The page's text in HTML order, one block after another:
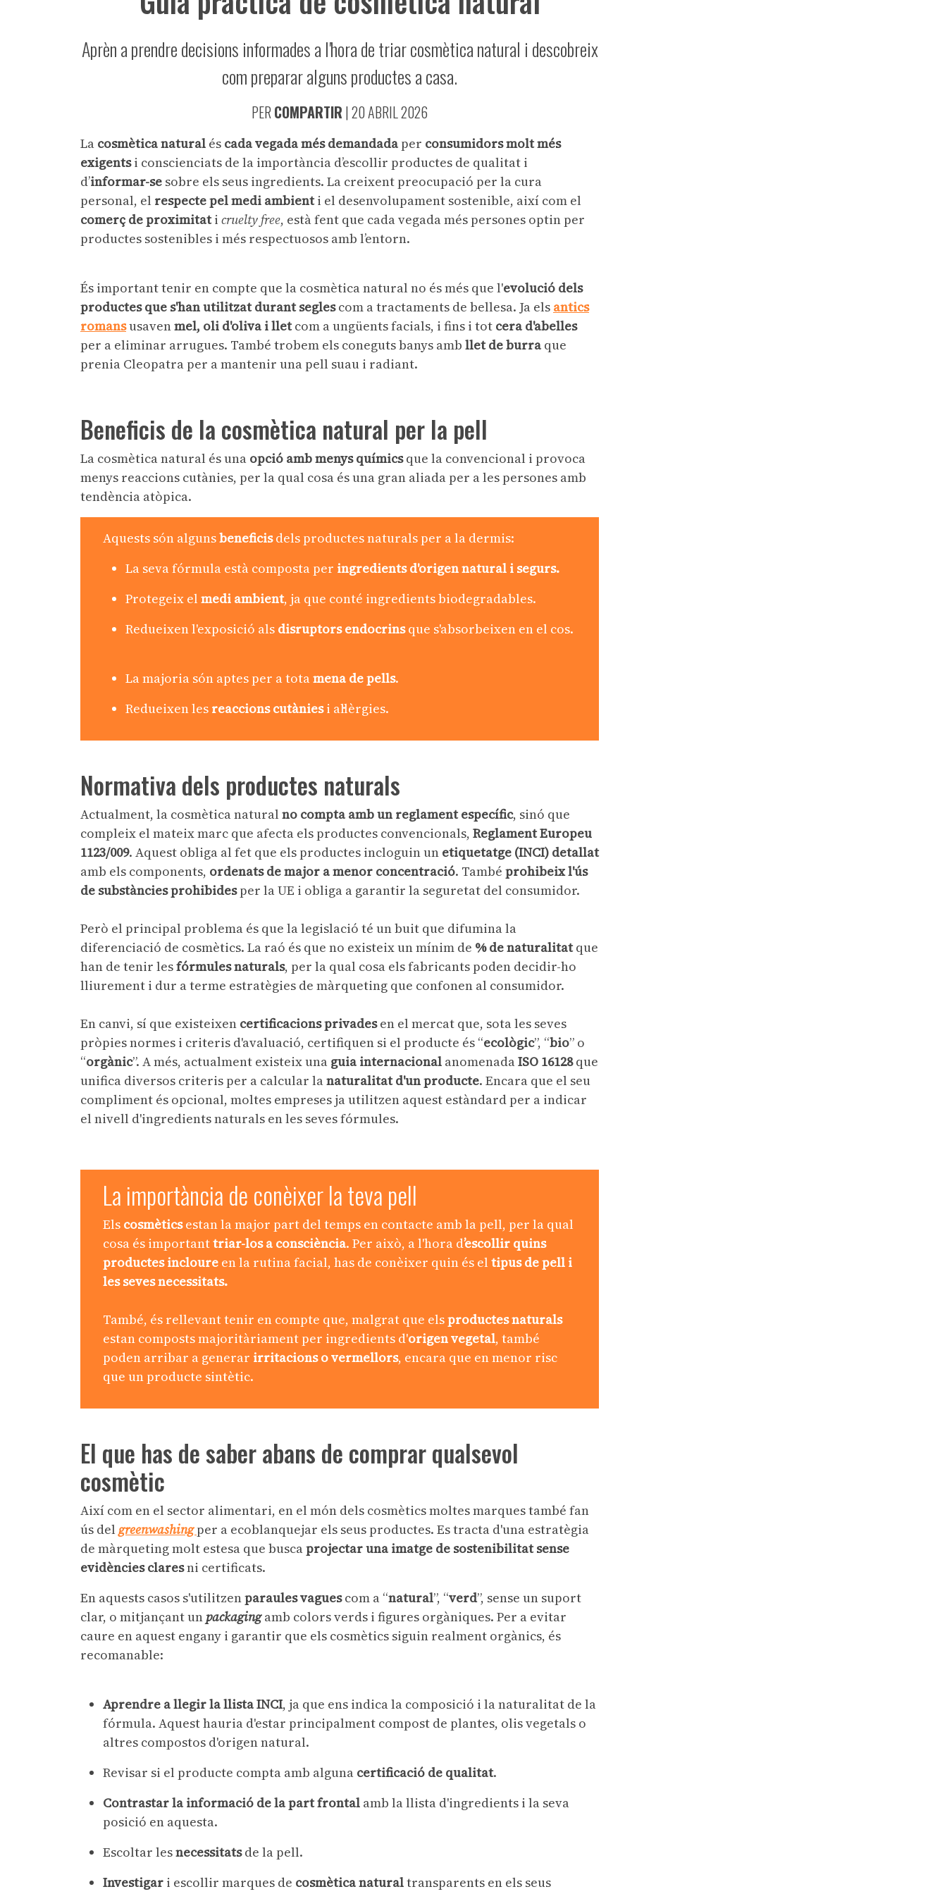
Aprèn a prendre decisions informades a l'hora de triar cosmètica natural i descobreix
com preparar alguns productes a casa.
PER COMPARTIR |20 ABRIL 2026
La cosmètica natural és cada vegada més demandada per consumidors molt més
exigentsi conscienciats de la importància d’escollir productes de qualitat i
d’informar-se sobre els seus ingredients. La creixent preocupació per la cura
personal, el respecte pel medi ambienti el desenvolupament sostenible, així com el
comerç de proximitati cruelty free, està fent que cada vegada més persones optin per
productes sostenibles i més respectuosos amb l’entorn.
És important tenir en compte que la cosmètica natural no és més que l'evolució dels
productes que s'han utilitzat durant seglescom a tractaments de bellesa. Ja els antics
romansusavenmel, oli d'oliva i lletcom a ungüents facials, i fins i tot cera d'abelles
per a eliminar arrugues. També trobem els coneguts banys amb llet de burra que
prenia Cleopatra per a mantenir una pell suau i radiant.
Beneficis de la cosmètica natural per la pell
La cosmètica natural és una opció amb menys químicsque la convencional i provoca
menys reaccions cutànies, per la qual cosa és una gran aliada per a les persones amb
tendència atòpica.
Aquests són algunsbeneficisdels productes naturals per a la dermis:
La seva fórmula està composta per ingredients d'origen natural i segurs.
Protegeix elmedi ambient, ja que conté ingredients biodegradables.
Redueixen l'exposició als disruptors endocrinsque s'absorbeixen en el cos.
La majoria són aptes per a totamena de pells.
Redueixen les reaccions cutàniesi al·lèrgies.
Normativa dels productes naturals
Actualment, la cosmètica natural no compta amb un reglament específic, sinó que
compleix el mateix marc que afecta els productes convencionals, Reglament Europeu
1123/009. Aquest obliga al fet que els productes incloguin un etiquetatge (INCI) detallat
amb els components, ordenats de major a menor concentració. També prohibeix l'ús
de substàncies prohibidesper la UE i obliga a garantir la seguretat del consumidor.
Però el principal problema és que la legislació té un buit que difumina la
diferenciació de cosmètics. La raó és que no existeix un mínim de % de naturalitatque
han de tenir lesfórmules naturals, per la qual cosa els fabricants poden decidir-ho
lliurement i dur a terme estratègies de màrqueting que confonen al consumidor.
En canvi, sí que existeixen certificacions privadesen el mercat que, sota les seves
pròpies normes i criteris d'avaluació, certifiquen si el producte és “ecològic”, “bio” o
“orgànic”. A més, actualment existeix una guia internacional anomenadaISO 16128que
unifica diversos criteris per a calcular lanaturalitat d'un producte. Encara que el seu
compliment és opcional, moltes empreses ja utilitzen aquest estàndard per a indicar
el nivell d'ingredients naturals en les seves fórmules.
La importància de conèixer la teva pell
Els cosmèticsestan la major part del temps en contacte amb la pell, per la qual
cosa és importanttriar-los a consciència. Per això, a l'hora d’escollir quins
productes incloure en la rutina facial, has de conèixer quin és eltipus de pell i
les seves necessitats.
També, és rellevant tenir en compte que, malgrat que elsproductes naturals
estan composts majoritàriament per ingredients d'origen vegetal, també
poden arribar a generar irritacions o vermellors, encara que en menor risc
que un producte sintètic.
El que has de saber abans de comprar qualsevol
cosmètic
Així com en el sector alimentari, en el món dels cosmètics moltes marques també fan
ús del greenwashingper a ecoblanquejar els seus productes. Es tracta d'una estratègia
de màrqueting molt estesa que buscaprojectar una imatge de sostenibilitat sense
evidències claresni certificats.
En aquests casos s'utilitzenparaules vaguescom a “natural”, “verd”, sense un suport
clar, o mitjançant unpackagingamb colors verds i figures orgàniques. Per a evitar
caure en aquest engany i garantir que els cosmètics siguin realment orgànics, és
recomanable:
Aprendre a llegir la llista INCI, ja que ens indica la composició i la naturalitat de la
fórmula. Aquest hauria d'estar principalment compost de plantes, olis vegetals o
altres compostos d'origen natural.
Revisar si el producte compta amb alguna certificació de qualitat.
Contrastar la informació de la part frontal amb la llista d'ingredients i la seva
posició en aquesta.
Escoltar lesnecessitatsde la pell.
Investigar i escollir marques de cosmèticanaturaltransparents en els seus